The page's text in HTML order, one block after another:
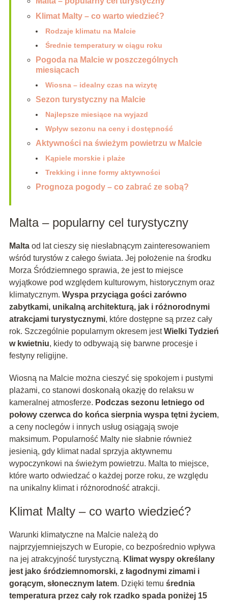
Klimat Malty – co warto wiedzieć?
Rodzaje klimatu na Malcie
Średnie temperatury w ciągu roku
Pogoda na Malcie w poszczególnych
miesiącach
Wiosna – idealny czas na wizytę
Sezon turystyczny na Malcie
Najlepsze miesiące na wyjazd
Wpływ sezonu na ceny i dostępność
Aktywności na świeżym powietrzu w Malcie
Kąpiele morskie i plaże
Trekking i inne formy aktywności
Prognoza pogody – co zabrać ze sobą?
Malta – popularny cel turystyczny
Maltaod lat cieszy się niesłabnącym zainteresowaniem
wśród turystów z całego świata. Jej położenie na środku
Morza Śródziemnego sprawia, że jest to miejsce
wyjątkowe pod względem kulturowym, historycznym oraz
klimatycznym. Wyspa przyciąga gości zarówno
zabytkami, unikalną architekturą, jak i różnorodnymi
atrakcjami turystycznymi, które dostępne są przez cały
rok. Szczególnie popularnym okresem jestWielki Tydzień
w kwietniu, kiedy to odbywają się barwne procesje i
festyny religijne.
Wiosną na Malcie można cieszyć się spokojem i pustymi
plażami, co stanowi doskonałą okazję do relaksu w
kameralnej atmosferze. Podczas sezonu letniego od
połowy czerwca do końca sierpnia wyspa tętni życiem,
a ceny noclegów i innych usług osiągają swoje
maksimum. Popularność Malty nie słabnie również
jesienią, gdy klimat nadal sprzyja aktywnemu
wypoczynkowi na świeżym powietrzu. Malta to miejsce,
które warto odwiedzać o każdej porze roku, ze względu
na unikalny klimat i różnorodność atrakcji.
Klimat Malty – co warto wiedzieć?
Warunki klimatyczne na Malcie należą do
najprzyjemniejszych w Europie, co bezpośrednio wpływa
na jej atrakcyjność turystyczną. Klimat wyspy określany
jest jako śródziemnomorski, z łagodnymi zimami i
gorącym, słonecznym latem. Dzięki temu średnia
temperatura przez cały rok rzadko spada poniżej 15